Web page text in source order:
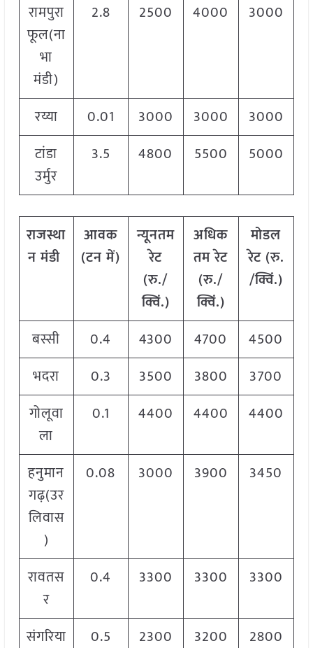
रामपुरा
फूल(ना
भा
मंडी)
2.8 2500 4000 3000
रय्या 0.01 3000 3000
3000
टांडा
उर्मुर
3.5 4800 5500 5000
राजस्था
न मंडी
आवक
(टन में)
न्यूनतम
रेट
(रु./
क्विं.)
अधिक
तम रेट
(रु./
क्विं.)
मोडल
रेट (रु.
/क्विं.)
बस्सी 0.4 4300 4700
4500
भदरा
0.3 3500 3800
3700
गोलूवा
ला
0.1 4400 4400 4400
हनुमान
गढ़(उर
लिवास
)
0.08 3000 3900 3450
रावतस
र
0.4 3300 3300 3300
संगरिया 0.5 2300 3200 2800